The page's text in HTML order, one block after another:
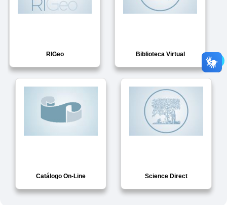
RIGeo Biblioteca Virtual
Catálogo On-Line Science Direct